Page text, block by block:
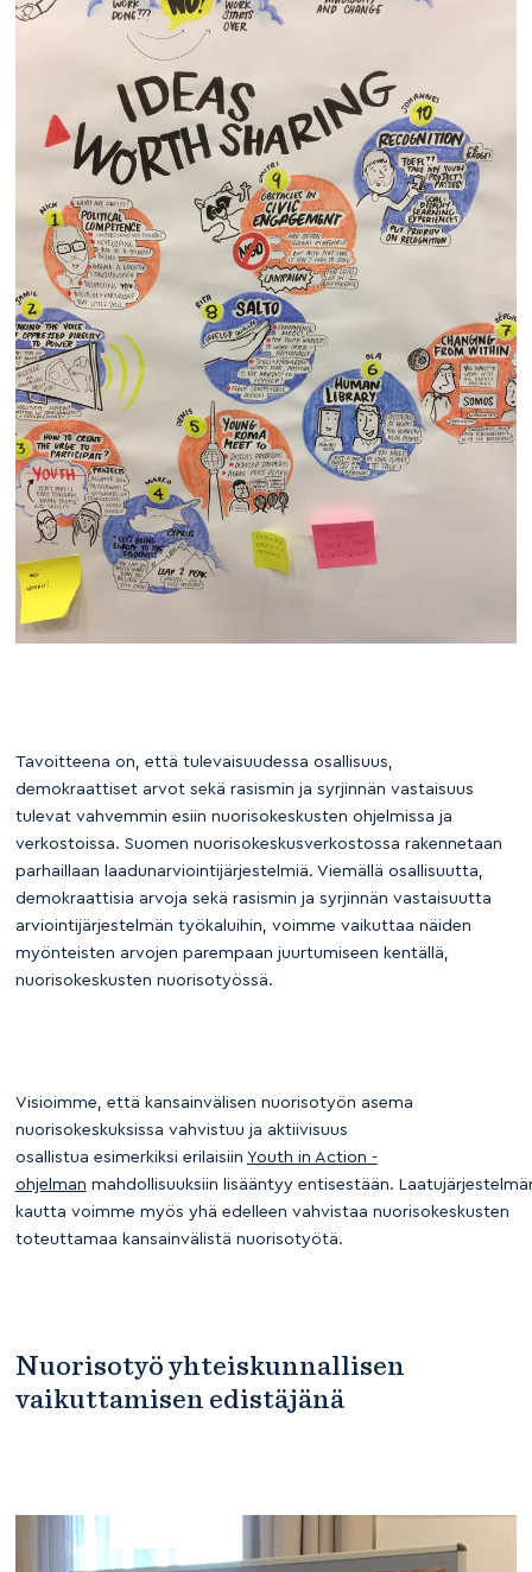
Tavoitteena on, että tulevaisuudessa osallisuus,
demokraattiset arvot sekä rasismin ja syrjinnän vastaisuus
tulevat vahvemmin esiin nuorisokeskusten ohjelmissa ja
verkostoissa. Suomen nuorisokeskusverkostossa rakennetaan
parhaillaan laadunarviointijärjestelmiä. Viemällä osallisuutta,
demokraattisia arvoja sekä rasismin ja syrjinnän vastaisuutta
arviointijärjestelmän työkaluihin, voimme vaikuttaa näiden
myönteisten arvojen parempaan juurtumiseen kentällä,
nuorisokeskusten nuorisotyössä.
Visioimme, että kansainvälisen nuorisotyön asema
nuorisokeskuksissa vahvistuu ja aktiivisuus
osallistua esimerkiksi erilaisiin Youth in Action -
ohjelman mahdollisuuksiin lisääntyy entisestään.
kautta voimme myös yhä edelleen vahvistaa nuorisokeskusten
toteuttamaa kansainvälistä nuorisotyötä.
Nuorisotyö yhteiskunnallisen
vaikuttamisen edistäjänä